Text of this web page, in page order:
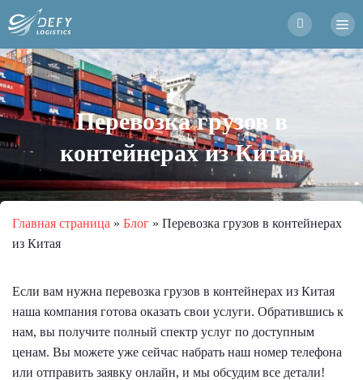
Перевозка грузов в
контейнерах из Китая
Главная страница » Блог » Перевозка грузов в контейнерах
из Китая
Если вам нужна перевозка грузов в контейнерах из Китая
наша компания готова оказать свои услуги. Обратившись к
нам, вы получите полный спектр услуг по доступным
ценам. Вы можете уже сейчас набрать наш номер телефона
или отправить заявку онлайн, и мы обсудим все детали!